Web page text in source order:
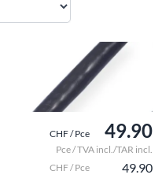
CHF / Pce 49.90
Pce / TVA incl./TAR incl.
CHF / Pce 49.90